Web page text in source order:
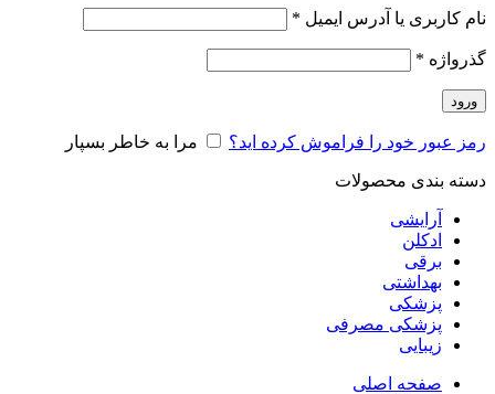
نام کاربری یا آدرس ایمیل *
گذرواژه *
ورود
رمز عبور خود را فراموش کرده اید؟ مرا به خاطر بسپار
دسته بندی محصولات
آرایشی
ادکلن
برقی
بهداشتی
پزشکی
پزشکی مصرفی
زیبایی
صفحه اصلی